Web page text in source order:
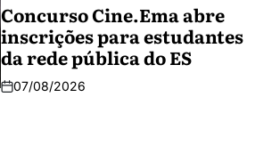
Concurso Cine.Ema abre
inscrições para estudantes
da rede pública do ES
07/08/2026